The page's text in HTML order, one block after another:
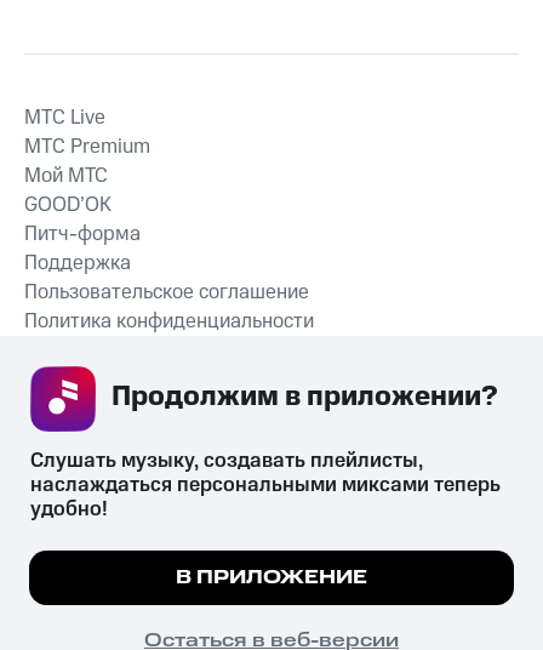
СКАЧАТЬ ПРИЛОЖЕНИЕ
MTС Live
MTС Premium
Мой МТС
GOOD’OK
Питч-форма
Поддержка
Пользовательское соглашение
Политика конфиденциальности
психотропных веществ, их аналогов причиняет вред здоровью,
их незаконный оборот запрещён и влечёт установленную
законодательством ответственность.
© 2026 ООО «КИОН».
Мы используем куки, чтобы на сайте все
Подробнее
ПОНЯТНО
Слушать музыку, создавать плейлисты,
наслаждаться персональными миксами теперь
удобно!
В ПРИЛОЖЕНИЕ
Остаться в веб-версии